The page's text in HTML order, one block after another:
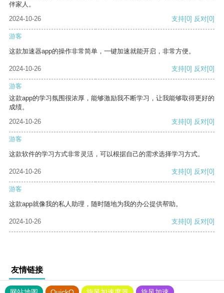
伴家人。
2024-10-26
支持[0] 反对[0]
游客
这款加速器app的操作非常简单，一键加速就能开启，非常方便。
2024-10-26 支持[0] 反对[0]
游客
这款app的学习氛围很浓厚，能够激励我不断学习，让我能够取得更好的
成绩。
2024-10-26
支持[0] 反对[0]
游客
这款软件的学习方式非常灵活，可以根据自己的需求选择学习方式。
2024-10-26 支持[0] 反对[0]
游客
这款app就像我的私人助理，随时随地为我的办公提供帮助。
2024-10-26 支持[0] 反对[0]
友情链接